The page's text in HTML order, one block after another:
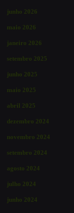
junho 2026
maio 2026
janeiro 2026
setembro 2025
junho 2025
maio 2025
abril 2025
dezembro 2024
novembro 2024
setembro 2024
agosto 2024
julho 2024
junho 2024